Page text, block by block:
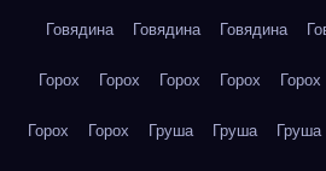
Говядина Говядина Говядина
Горох Горох Горох Горох Горох
Горох Горох Груша Груша Груша